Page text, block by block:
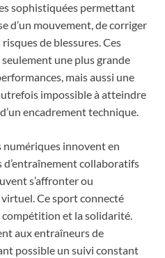
sophistiquées permettant
d’un mouvement, de corriger
de blessures. Ces
une plus grande
mais aussi une
impossible à atteindre
encadrement technique.
numériques innovent en
collaboratifs
s’affronter ou
virtuel. Ce sport connecté
et la solidarité.
aux entraîneurs de
possible un suivi constant